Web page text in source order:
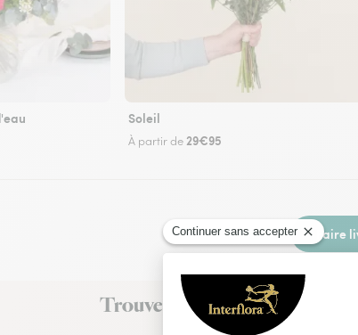
Soleil
À partir de 29€95
Faire
Trouvez un fleuriste Interflora